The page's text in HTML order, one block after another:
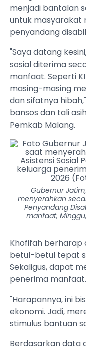
menjadi bantalan
untuk masyarakat
penyandang
"Saya datang
sosial diterima
manfaat. Seperti
masing-masing
dan sifatnya
bansos dan tali
Pemkab Malang.
Gubernur
menyerahkan
Penyandang
manfaat,
Khofifah berharap
betul-betul tepat
Sekaligus, dapat
penerima manfaat.
"Harapannya, ini
ekonomi. Jadi,
stimulus bantuan
Berdasarkan data